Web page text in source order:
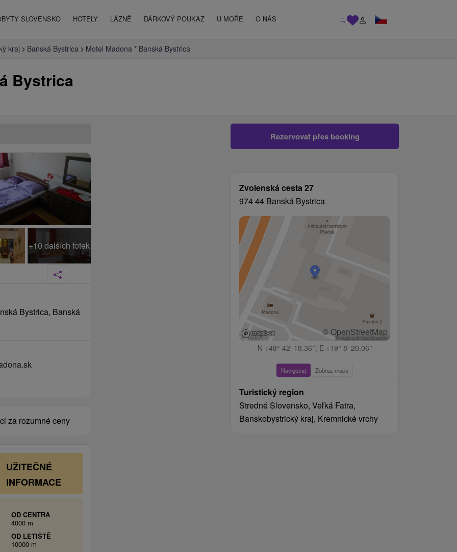
SLOVENSKO HOTELY LÁZNĚ DÁRKOVÝ POUKAZ U MOŘE O NÁS
kraj Banská Bystrica Motel Madona * Banská Bystrica
Bystrica
Rezervovat přes booking
Zvolenská cesta 27
974 44 Banská Bystrica
© OpenStreetMap
N +48° 42' 18.36'', E +19° 8' 20.06''
Navigovat Zobraz mapu
Turistický region
Stredné Slovensko, Veľká Fatra,
Banskobystrický kraj, Kremnické vrchy
+10 dalších fotek
Bystrica, Banská
za rozumné ceny
UŽITEČNÉ
INFORMACE
OD CENTRA
4000 m
OD LETIŠTĚ
10000 m